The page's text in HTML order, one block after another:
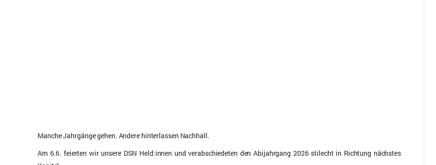
Manche Jahrgänge gehen. Andere hinterlassen Nachhall.
Am 6.6. feierten wir unsere DSN Held:innen und verabschiedeten den Abijahrgang 2026 stilecht in Richtung nächstes